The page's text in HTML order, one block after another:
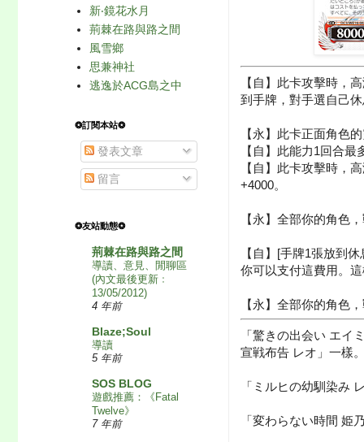
【自】此卡攻擊時，
到手牌，對手選自己
【永】此卡正面角色的
【自】此能力1回合
【自】此卡攻擊時，
+4000。
【永】全部你的角色
【自】[手牌1張放到
你可以支付這費用。
【永】全部你的角色
「驚きの出会い エイ
宣戦布告 レオ」一樣。
「ミルヒの幼馴染み
「変わらない時間 姫
新‧鏡花水月
荊棘在路與路之間
風雪鄉
思兼神社
逃逸於ACG島之中
❂訂閱本站❂
發表文章
留言
❂友站動態❂
荊棘在路與路之間
導讀、意見、閒聊區
(內文最後更新﹕
13/05/2012)
4 年前
Blaze;Soul
導讀
5 年前
SOS BLOG
遊戲推薦：《Fatal
Twelve》
7 年前